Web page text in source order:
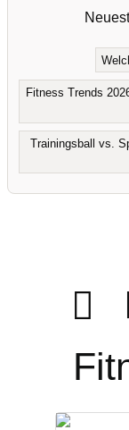
Fitness Trends
Trainingsball vs.